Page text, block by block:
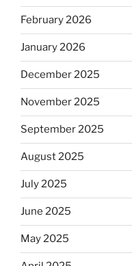
February 2026
January 2026
December 2025
November 2025
September 2025
August 2025
July 2025
June 2025
May 2025